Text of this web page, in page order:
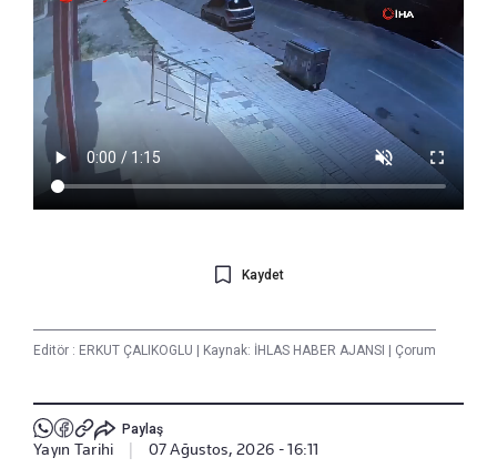
Kaydet
Editör : ERKUT ÇALIKOGLU | Kaynak: İHLAS HABER AJANSI | Çorum
Paylaş
Yayın Tarihi 07 Ağustos, 2026 - 16:11